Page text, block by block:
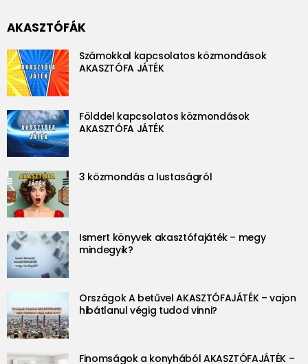
AKASZTÓFÁK
Számokkal kapcsolatos közmondások
AKASZTÓFA JÁTÉK
Földdel kapcsolatos közmondások
AKASZTÓFA JÁTÉK
3 közmondás a lustaságról
Ismert könyvek akasztófajáték – megy
mindegyik?
Országok A betűvel AKASZTÓFAJÁTÉK – vajon
hibátlanul végig tudod vinni?
Finomságok a konyhából AKASZTÓFAJÁTÉK –